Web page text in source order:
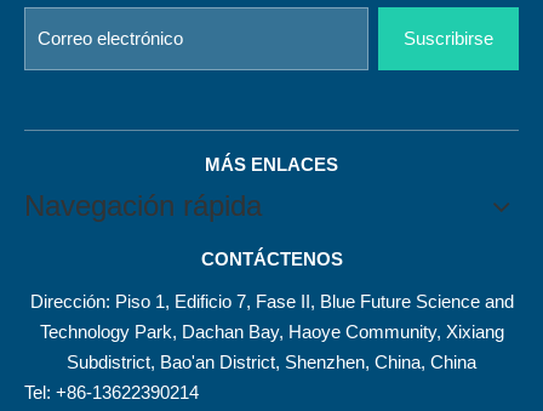
Suscribirse
MÁS ENLACES
Navegación rápida
CONTÁCTENOS
Dirección: Piso 1, Edificio 7, Fase II, Blue Future Science and
Technology Park, Dachan Bay, Haoye Community, Xixiang
Subdistrict, Bao'an District, Shenzhen, China, China
Tel: +86-13622390214